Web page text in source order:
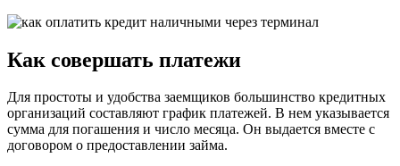
Как совершать платежи
Для простоты и удобства заемщиков большинство кредитных
организаций составляют график платежей. В нем указывается
сумма для погашения и число месяца. Он выдается вместе с
договором о предоставлении займа.